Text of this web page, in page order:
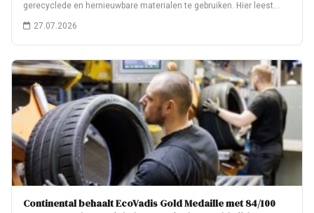
gerecyclede en hernieuwbare materialen te gebruiken. Hier leest…
27.07.2026
Continental behaalt EcoVadis Gold Medaille met 84/100